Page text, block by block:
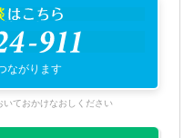
はこちら
911
ながります
ておかけなおしください